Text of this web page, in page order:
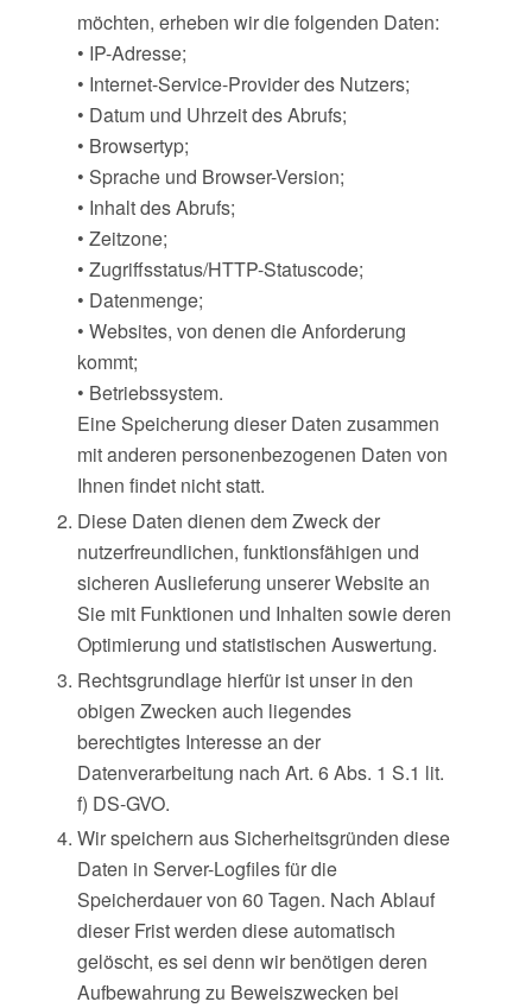
möchten, erheben wir die folgenden Daten:
• IP-Adresse;
• Internet-Service-Provider des Nutzers;
• Datum und Uhrzeit des Abrufs;
• Browsertyp;
• Sprache und Browser-Version;
• Inhalt des Abrufs;
• Zeitzone;
• Zugriffsstatus/HTTP-Statuscode;
• Datenmenge;
• Websites, von denen die Anforderung
kommt;
• Betriebssystem.
Eine Speicherung dieser Daten zusammen
mit anderen personenbezogenen Daten von
Ihnen findet nicht statt.
Diese Daten dienen dem Zweck der
nutzerfreundlichen, funktionsfähigen und
sicheren Auslieferung unserer Website an
Sie mit Funktionen und Inhalten sowie deren
Optimierung und statistischen Auswertung.
Rechtsgrundlage hierfür ist unser in den
obigen Zwecken auch liegendes
berechtigtes Interesse an der
Datenverarbeitung nach Art. 6 Abs. 1 S.1 lit.
f) DS-GVO.
Wir speichern aus Sicherheitsgründen diese
Daten in Server-Logfiles für die
Speicherdauer von 60 Tagen. Nach Ablauf
dieser Frist werden diese automatisch
gelöscht, es sei denn wir benötigen deren
Aufbewahrung zu Beweiszwecken bei